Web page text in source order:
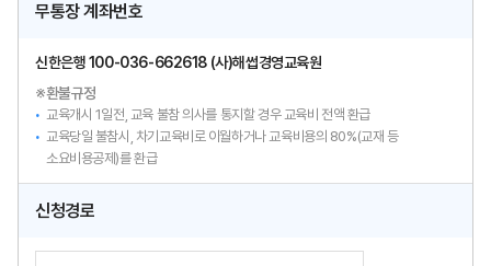
무통장 계좌번호
신한은행 100-036-662618 (사)해썹경영교육원
※환불규정
교육개시 1일전, 교육 불참 의사를 통지할 경우 교육비 전액 환급
교육당일 불참시, 차기교육비로 이월하거나 교육비용의 80%(교재 등
소요비용공제)를 환급
신청경로